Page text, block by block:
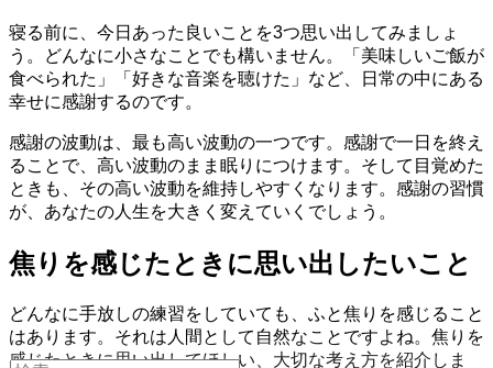
寝る前に、今日あった良いことを3つ思い出してみましょ
う。どんなに小さなことでも構いません。「美味しいご飯が
食べられた」「好きな音楽を聴けた」など、日常の中にある
幸せに感謝するのです。
感謝の波動は、最も高い波動の一つです。感謝で一日を終え
ることで、高い波動のまま眠りにつけます。そして目覚めた
ときも、その高い波動を維持しやすくなります。感謝の習慣
が、あなたの人生を大きく変えていくでしょう。
焦りを感じたときに思い出したいこと
どんなに手放しの練習をしていても、ふと焦りを感じること
はあります。それは人間として自然なことですよね。焦りを
感じたときに思い出してほしい、大切な考え方を紹介しま